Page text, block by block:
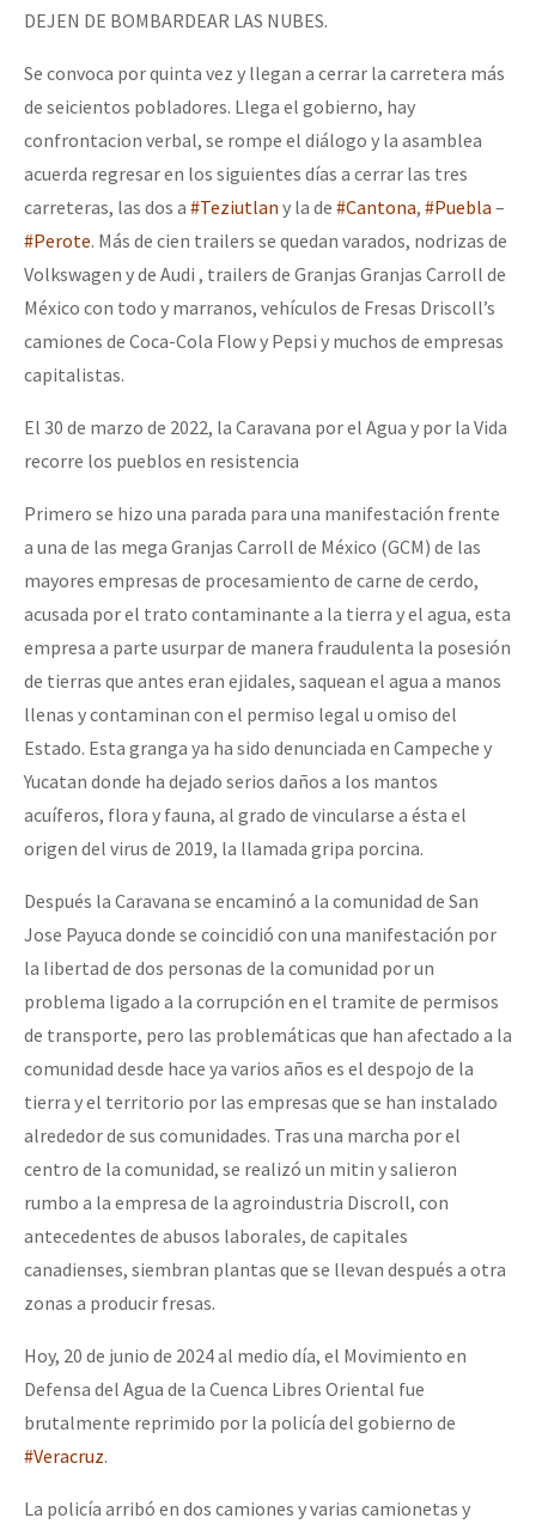
DEJEN DE BOMBARDEAR LAS NUBES.
Se convoca por quinta vez y llegan a cerrar la carretera más
de seicientos pobladores. Llega el gobierno, hay
confrontacion verbal, se rompe el diálogo y la asamblea
acuerda regresar en los siguientes días a cerrar las tres
carreteras, las dos a #Teziutlan y la de #Cantona, #Puebla –
#Perote. Más de cien trailers se quedan varados, nodrizas de
Volkswagen y de Audi , trailers de Granjas Granjas Carroll de
México con todo y marranos, vehículos de Fresas Driscoll’s
camiones de Coca-Cola Flow y Pepsi y muchos de empresas
capitalistas.
El 30 de marzo de 2022, la Caravana por el Agua y por la Vida
recorre los pueblos en resistencia
Primero se hizo una parada para una manifestación frente
a una de las mega Granjas Carroll de México (GCM) de las
mayores empresas de procesamiento de carne de cerdo,
acusada por el trato contaminante a la tierra y el agua, esta
empresa a parte usurpar de manera fraudulenta la posesión
de tierras que antes eran ejidales, saquean el agua a manos
llenas y contaminan con el permiso legal u omiso del
Estado. Esta granga ya ha sido denunciada en Campeche y
Yucatan donde ha dejado serios daños a los mantos
acuíferos, flora y fauna, al grado de vincularse a ésta el
origen del virus de 2019, la llamada gripa porcina.
Después la Caravana se encaminó a la comunidad de San
Jose Payuca donde se coincidió con una manifestación por
la libertad de dos personas de la comunidad por un
problema ligado a la corrupción en el tramite de permisos
de transporte, pero las problemáticas que han afectado a la
comunidad desde hace ya varios años es el despojo de la
tierra y el territorio por las empresas que se han instalado
alrededor de sus comunidades. Tras una marcha por el
centro de la comunidad, se realizó un mitin y salieron
rumbo a la empresa de la agroindustria Discroll, con
antecedentes de abusos laborales, de capitales
canadienses, siembran plantas que se llevan después a otra
zonas a producir fresas.
Hoy, 20 de junio de 2024 al medio día, el Movimiento en
Defensa del Agua de la Cuenca Libres Oriental fue
brutalmente reprimido por la policía del gobierno de
#Veracruz.
La policía arribó en dos camiones y varias camionetas y